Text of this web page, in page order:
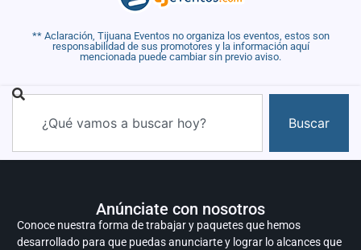
** Aclaración, Tijuana Eventos no organiza los eventos, estos son
responsabilidad de sus promotores y la información aquí
mencionada puede cambiar sin previo aviso.
Buscar
Anúnciate con nosotros
Conoce nuestra forma de trabajar y paquetes que hemos
desarrollado para que puedas anunciarte y lograr lo alcances que